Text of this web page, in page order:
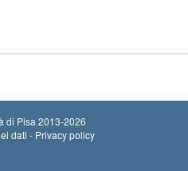
di Pisa 2013-2026
dati - Privacy policy